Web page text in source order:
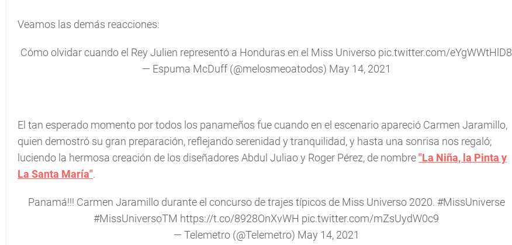
Veamos las demás reacciones:
Cómo olvidar cuando el Rey Julien representó a Honduras en el Miss Universo pic.twitter.com/eYgWWtHlD8
— Espuma McDuff (@melosmeoatodos) May 14, 2021
El tan esperado momento por todos los panameños fue cuando en el escenario apareció Carmen Jaramillo,
quien demostró su gran preparación, reflejando serenidad y tranquilidad, y hasta una sonrisa nos regaló;
luciendo la hermosa creación de los diseñadores Abdul Juliao y Roger Pérez, de nombre"La Niña, la Pinta y
La Santa María".
Panamá!!! Carmen Jaramillo durante el concurso de trajes típicos de Miss Universo 2020. #MissUniverse
#MissUniversoTM https://t.co/8928OnXvWH pic.twitter.com/mZsUydW0c9
— Telemetro (@Telemetro) May 14, 2021